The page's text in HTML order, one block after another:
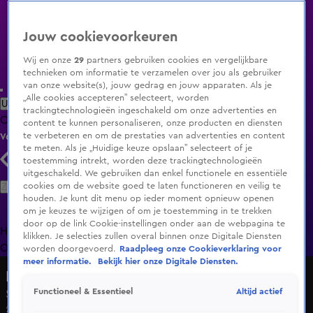
Uitzending Gemist Populaire programma's Zenders Genres
ClipsFilmsRadioSmart TV inlogShop
Volg KIJK
Zoeken
HomeUitzending Gemist Programma's De Bondgenoten
OranjezomerLivestreamsShop
Seizoen 4, aflevering 39
21 nov 2021, 15:00
Jouw cookievoorkeuren
Wij en onze29 partners gebruiken cookies en vergelijkbare
technieken om informatie te verzamelen over jou als gebruiker
van onze website(s), jouw gedrag en jouw apparaten. Als je
„Alle cookies accepteren” selecteert, worden
trackingtechnologieën ingeschakeld om onze advertenties en
content te kunnen personaliseren, onze producten en diensten
te verbeteren en om de prestaties van advertenties en content
te meten. Als je „Huidige keuze opslaan” selecteert of je
toestemming intrekt, worden deze trackingtechnologieën
uitgeschakeld. We gebruiken dan enkel functionele en essentiële
cookies om de website goed te laten functioneren en veilig te
houden. Je kunt dit menu op ieder moment opnieuw openen
om je keuzes te wijzigen of om je toestemming in te trekken
door op de link Cookie-instellingen onder aan de webpagina te
klikken. Je selecties zullen overal binnen onze Digitale Diensten
worden doorgevoerd.
Raadpleeg onze Cookieverklaring voor
meer informatie.
Bekijk hier onze Digitale Diensten.
Functioneel & Essentieel Altijd actief